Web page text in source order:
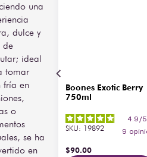
una
dulce y
de
ideal
tomar
fría en
o
se ha
en
Boones Exotic Berry
750ml
4.9 /5
9
SKU: 19892
$90.00